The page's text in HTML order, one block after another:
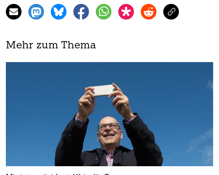
Mehr zum Thema